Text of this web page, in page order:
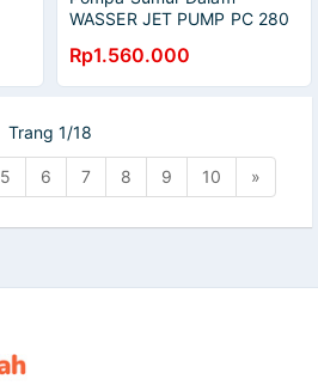
WASSER JET PUMP PC 280
TABUNG
Rp1.560.000
Trang 1/18
5 6 7 8 9 10 »